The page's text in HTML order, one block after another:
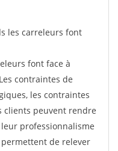
les carreleurs font
font face à
contraintes de
les contraintes
clients peuvent rendre
professionnalisme
de relever